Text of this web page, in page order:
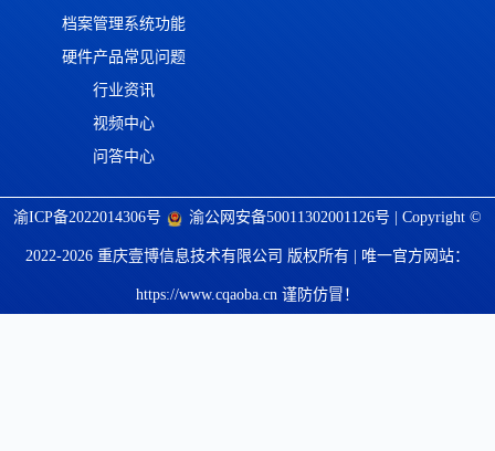
档案管理系统功能
硬件产品常见问题
行业资讯
视频中心
问答中心
渝ICP备2022014306号 渝公网安备50011302001126号 | Copyright ©
2022-2026 重庆壹博信息技术有限公司 版权所有 | 唯一官方网站：
https://www.cqaoba.cn 谨防仿冒！